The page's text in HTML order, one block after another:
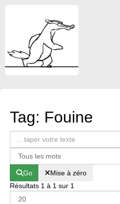
Tag: Fouine
Go
Mise à zéro
Résultats 1 à 1 sur 1